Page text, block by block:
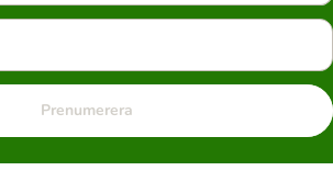
Prenumerera